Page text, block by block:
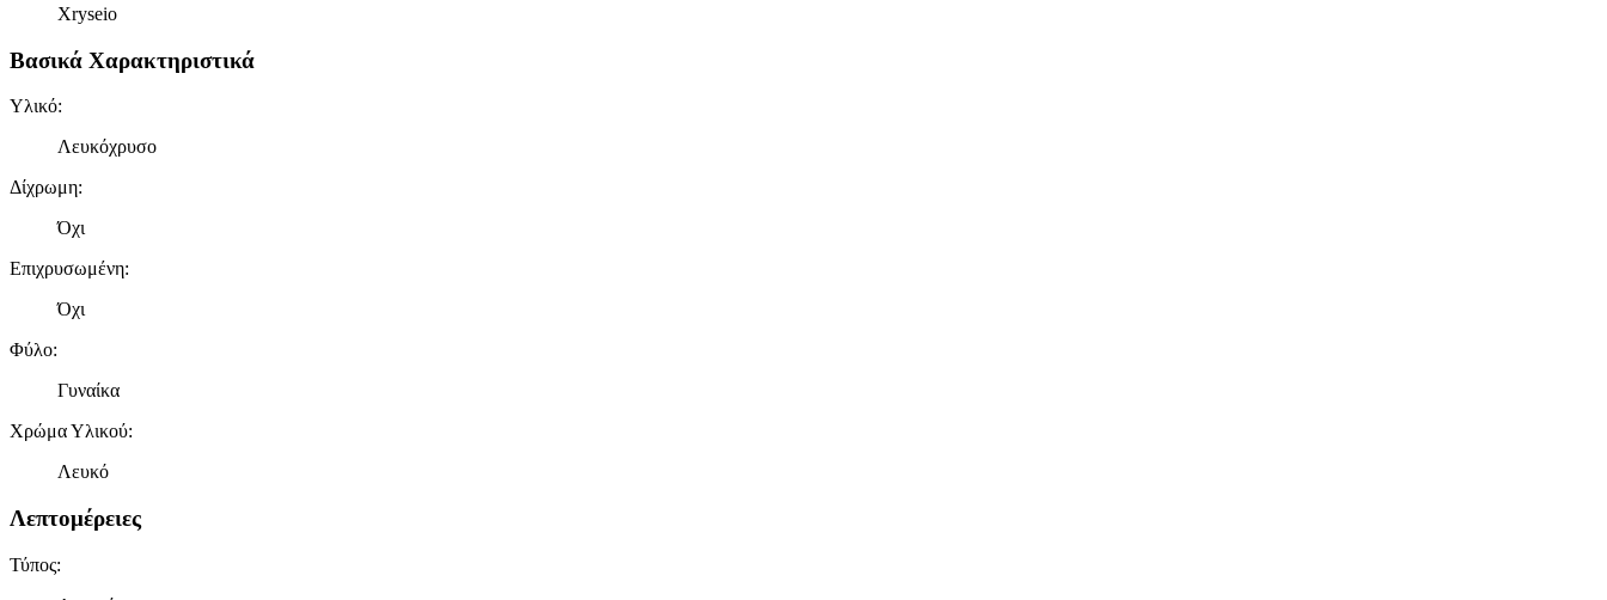
Xryseio
Βασικά Χαρακτηριστικά
Υλικό:
Λευκόχρυσο
Δίχρωμη:
Όχι
Επιχρυσωμένη:
Όχι
Φύλο:
Γυναίκα
Χρώμα Υλικού:
Λευκό
Λεπτομέρειες
Τύπος: